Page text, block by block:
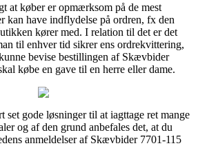
at køber er opmærksom på de mest
kan have indflydelse på ordren, fx den
kører med. I relation til det er det
til enhver tid sikrer ens ordrekvittering,
bevise bestillingen af Skævbider
købe en gave til en herre eller dame.
set gode løsninger til at iagttage ret mange
og af den grund anbefales det, at du
anmeldelser af Skævbider 7701-115